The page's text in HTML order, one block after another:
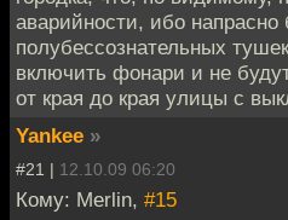
аварийности, ибо
полубессознательных
включить фонари и не
от края до края улицы с
Yankee »
#21 | 12.10.09 06:20
Кому: Merlin, #15